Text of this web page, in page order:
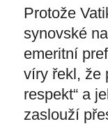
Protože
synovské
emeritní
víry řekl, že
respekt“ a
zaslouží